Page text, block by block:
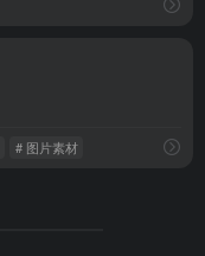
# 图片素材